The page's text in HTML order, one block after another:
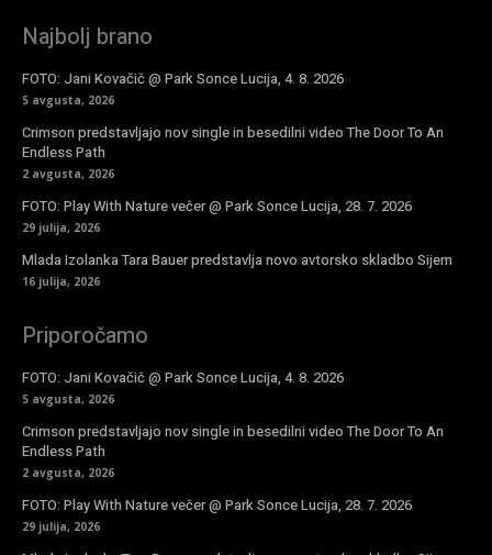
Najbolj brano
FOTO: Jani Kovačič @ Park Sonce Lucija, 4. 8. 2026
5 avgusta, 2026
Crimson predstavljajo nov single in besedilni video The Door To An
Endless Path
2 avgusta, 2026
FOTO: Play With Nature večer @ Park Sonce Lucija, 28. 7. 2026
29 julija, 2026
Mlada Izolanka Tara Bauer predstavlja novo avtorsko skladbo Sijem
16 julija, 2026
Priporočamo
FOTO: Jani Kovačič @ Park Sonce Lucija, 4. 8. 2026
5 avgusta, 2026
Crimson predstavljajo nov single in besedilni video The Door To An
Endless Path
2 avgusta, 2026
FOTO: Play With Nature večer @ Park Sonce Lucija, 28. 7. 2026
29 julija, 2026